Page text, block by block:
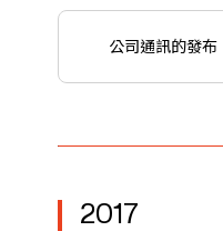
公司通訊的發布
2017